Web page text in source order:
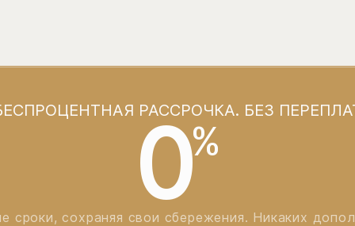
РАССРОЧКА. БЕЗ
0%
сроки, сохраняя свои сбережения. Никаких